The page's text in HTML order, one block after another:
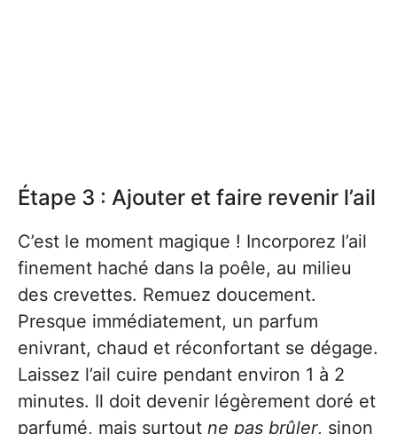
Étape 3 : Ajouter et faire revenir l’ail
C’est le moment magique ! Incorporez l’ail
finement haché dans la poêle, au milieu
des crevettes. Remuez doucement.
Presque immédiatement, un parfum
enivrant, chaud et réconfortant se dégage.
Laissez l’ail cuire pendant environ 1 à 2
minutes. Il doit devenir légèrement doré et
parfumé, mais surtout ne pas brûler, sinon